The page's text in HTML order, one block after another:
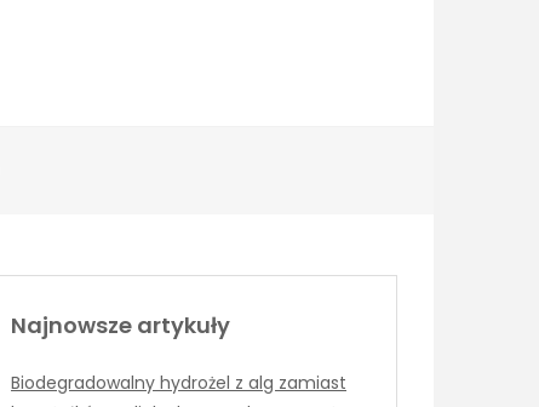
Najnowsze artykuły
Biodegradowalny hydrożel z alg zamiast